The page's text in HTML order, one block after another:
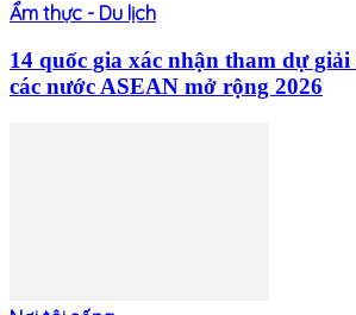
Ẩm thực - Du lịch
14 quốc gia xác nhận tham dự
các nước ASEAN mở rộng 2026